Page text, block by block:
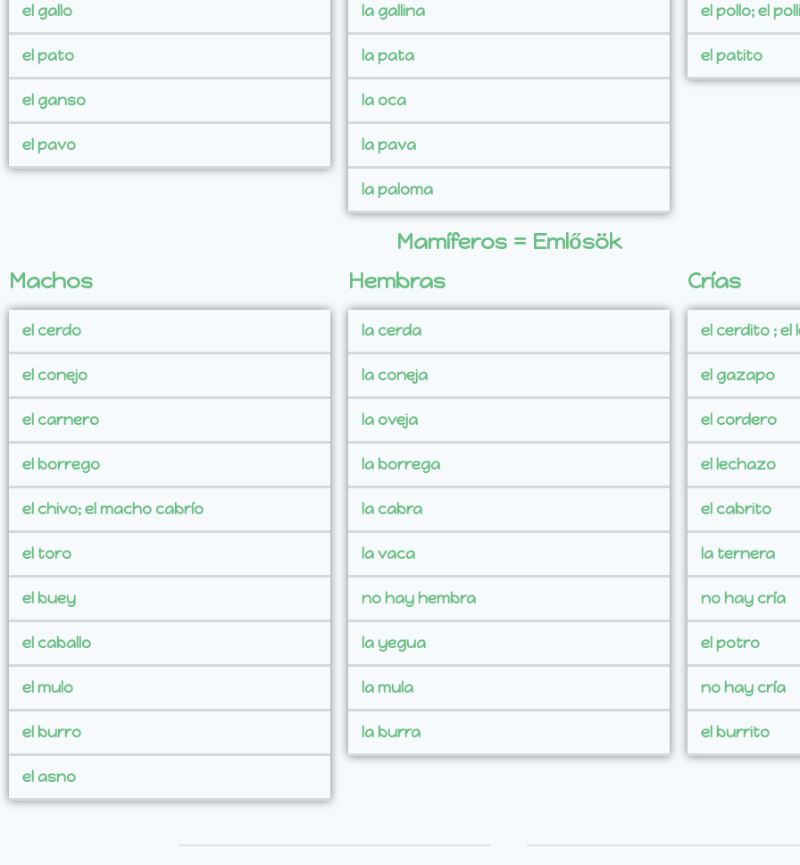
el gallo
el pato
el ganso
el pavo
la gallina
la pata
la oca
la pava
la paloma
el pollo; el
el patito
Mamíferos = Emlősök
Machos
el cerdo
el conejo
el carnero
el borrego
el chivo; el macho cabrío
el toro
el buey
el caballo
el mulo
el burro
el asno
Hembras
la cerda
la coneja
la oveja
la borrega
la cabra
la vaca
no hay hembra
la yegua
la mula
la burra
Crías
el cerdito ; el
el gazapo
el cordero
el lechazo
el cabrito
la ternera
no hay cría
el potro
no hay cría
el burrito